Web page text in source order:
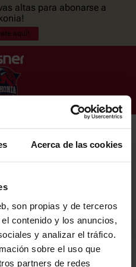
Acerca de las cookies
son propias y de terceros
contenido y los anuncios,
y analizar el tráfico.
sobre el uso que
partners de redes
altas para abonarse a
aquí!
club.
del SASKI BASKONIA